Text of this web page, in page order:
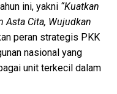
ini, yakni “Kuatkan
Asta Cita, Wujudkan
peran strategis PKK
nasional yang
unit terkecil dalam